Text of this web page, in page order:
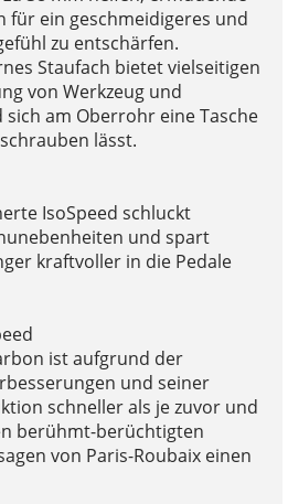
für ein geschmeidigeres und
zu entschärfen.
Staufach bietet vielseitigen
von Werkzeug und
am Oberrohr eine Tasche
lässt.
IsoSpeed schluckt
und spart
kraftvoller in die Pedale
ist aufgrund der
und seiner
schneller als je zuvor und
berühmt-berüchtigten
von Paris-Roubaix einen